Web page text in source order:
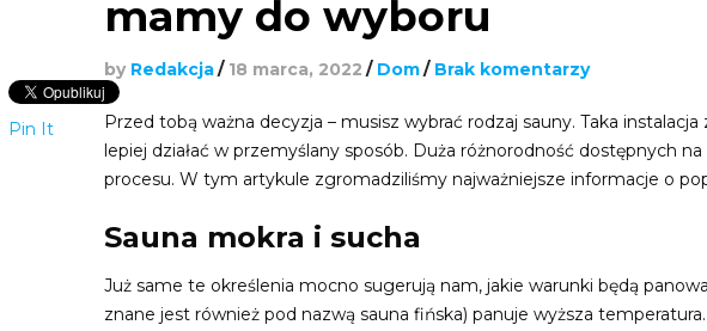
mamy do wyboru
by Redakcja/ 18 marca, 2022 / Dom/ Brak komentarzy
Przed tobą ważna decyzja – musisz wybrać rodzaj sauny. Taka
lepiej działać w przemyślany sposób. Duża różnorodność dostępnych
procesu. W tym artykule zgromadziliśmy najważniejsze informacje o
Sauna mokra i sucha
Już same te określenia mocno sugerują nam, jakie warunki będą
znane jest również pod nazwą sauna fińska) panuje wyższa
Pin It